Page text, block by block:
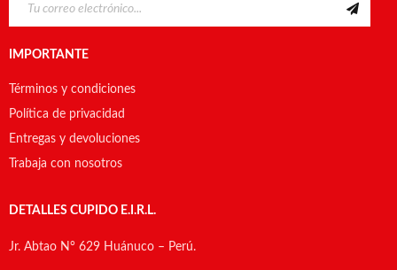
IMPORTANTE
Términos y condiciones
Política de privacidad
Entregas y devoluciones
Trabaja con nosotros
DETALLES CUPIDO E.I.R.L.
Jr. Abtao N° 629 Huánuco – Perú.